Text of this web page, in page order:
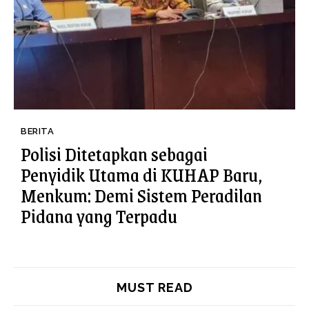
BERITA
Polisi Ditetapkan sebagai
Penyidik Utama di KUHAP Baru,
Menkum: Demi Sistem Peradilan
Pidana yang Terpadu
MUST READ